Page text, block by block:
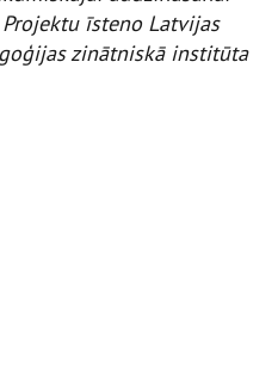
īsteno Latvijas
zinātniskā institūta